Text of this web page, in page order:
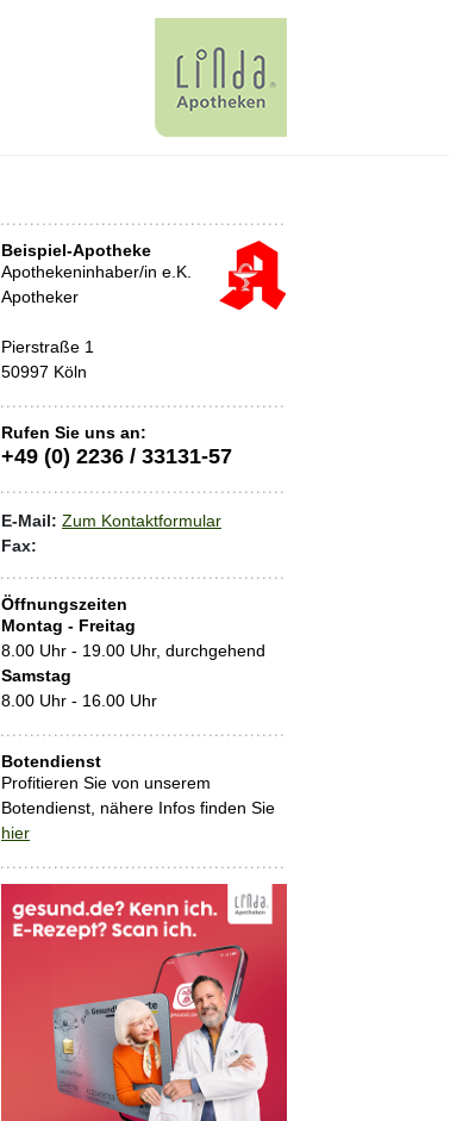
Beispiel-Apotheke
Apothekeninhaber/in e.K.
Apotheker
Pierstraße 1
50997 Köln
Rufen Sie uns an:
+49 (0) 2236 / 33131-57
E-Mail: Zum Kontaktformular
Fax:
Öffnungszeiten
Montag - Freitag
8.00 Uhr - 19.00 Uhr, durchgehend
Samstag
8.00 Uhr - 16.00 Uhr
Botendienst
Profitieren Sie von unserem
Botendienst, nähere Infos finden Sie
hier